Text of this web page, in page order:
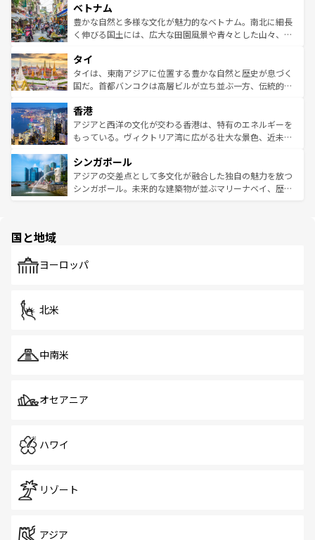
参照してほしい。
容にもいいと評判のスイーツなど、バラエティ豊かな料理
が味わえる。 なお、新着の台湾情報は コンテンツ一覧を参
照してほしい。
き、地方に足を延ばせば四季折々の自然美を楽しむことが
できる。そして、キムチや焼肉、絶品のストリートフード
まで、さまざまな韓国料理が待っている。夜には、韓国な
リティに包まれながら、韓国の多彩な魅力を心ゆくまで味
わってみてほしい。 なお、新着の韓国情報はコンテンツ一
覧を参照してほしい。
ベトナム
豊かな自然と多様な文化が魅力的なベトナム。南北に細長
く伸びる国土には、広大な田園風景や青々とした山々、世
急速な発展と共に伝統が息づく。ハノイの古い町並みやホ
ーチミン市のフランス統治時代の建物も、独特の雰囲気を
醸し出している。また、バラエティの豊かさとおいしさで
とつ。フォーやバインミー、ベトナムコーヒーなどは、ぜ
ひ現地で味わいたい。どの地域を訪れてもあたたかい人々
が旅行者を迎えてくれるので、きっと忘れられない旅にな
参照してほしい。
タイ
タイは、東南アジアに位置する豊かな自然と歴史が息づく
国だ。首都バンコクは高層ビルが立ち並ぶ一方、伝統的な
の活気が交差している。北部ではチェンマイなどの山岳地
帯で自然と触れ合い、南部ではプーケットやクラビの美し
いビーチでリゾート気分を楽しむことができる。タイ料理
激する。気候は一年中温暖で、どの季節にも異なる楽しみ
が待っている。親しみやすいタイの人々、仏教を中心とし
た文化、そして多様な観光資源が、訪れる旅人を魅了し続
香港
アジアと西洋の文化が交わる香港は、特有のエネルギーを
もっている。ヴィクトリア湾に広がる壮大な景色、近未来
み、どこを訪れても感動するはず。観光スポットが密集し
ており、効率よく見どころを回れるのも魅力。息をのむよ
うな絶景から文化的な体験まで、香港を存分に楽しみ尽く
シンガポール
アジアの交差点として多文化が融合した独自の魅力を放つ
シンガポール。未来的な建築物が並ぶマリーナベイ、歴史
で、ホーカーズは地元の風情を楽しめる外せないスポット
国と地域
ヨーロッパ
北米
中南米
オセアニア
ハワイ
リゾート
アジア